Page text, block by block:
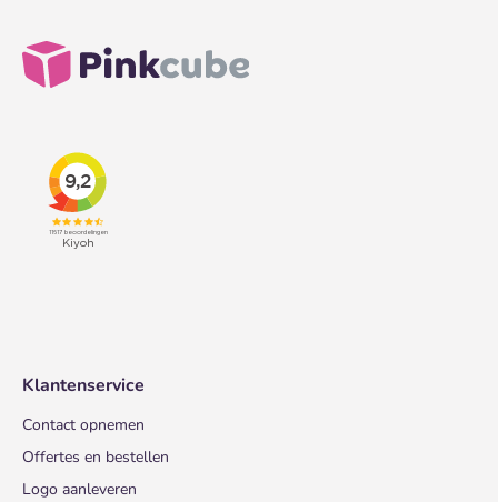
Klantenservice
Contact opnemen
Offertes en bestellen
Logo aanleveren